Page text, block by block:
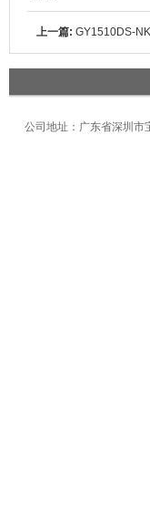
上一篇:GY1510DS-
公司地址：广东省深圳